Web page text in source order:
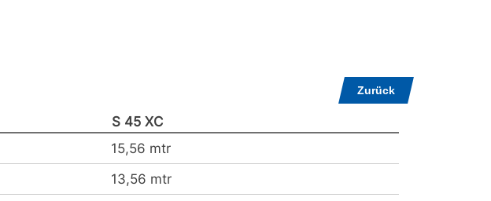
Zurück
S 45 XC
15,56 mtr
13,56 mtr